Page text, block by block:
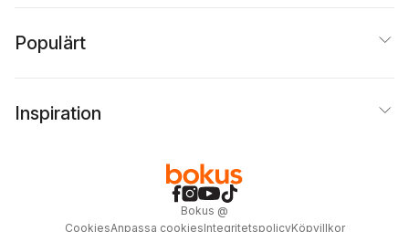
Populärt
Inspiration
Bokus @
CookiesAnpassa cookiesIntegritetspolicyKöpvillkor